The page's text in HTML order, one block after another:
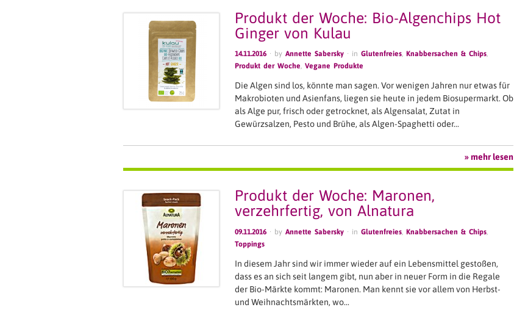
Produkt der Woche: Bio-Algenchips Hot
Ginger von Kulau
14.11.2016 · by Annette Sabersky · in Glutenfreies, Knabbersachen & Chips,
Produkt der Woche, Vegane Produkte
Die Algen sind los, könnte man sagen. Vor wenigen Jahren nur etwas für
Makrobioten und Asienfans, liegen sie heute in jedem Biosupermarkt. Ob
als Alge pur, frisch oder getrocknet, als Algensalat, Zutat in
Gewürzsalzen, Pesto und Brühe, als Algen-Spaghetti oder…
» mehr lesen
Produkt der Woche: Maronen,
verzehrfertig, von Alnatura
09.11.2016 · by Annette Sabersky · in Glutenfreies Knabbersachen & Chips
Toppings
In diesem Jahr sind wir immer wieder auf ein Lebensmittel gestoßen,
dass es an sich seit langem gibt, nun aber in neuer Form in die Regale
der Bio-Märkte kommt: Maronen. Man kennt sie vor allem von Herbst-
und Weihnachtsmärkten, wo…